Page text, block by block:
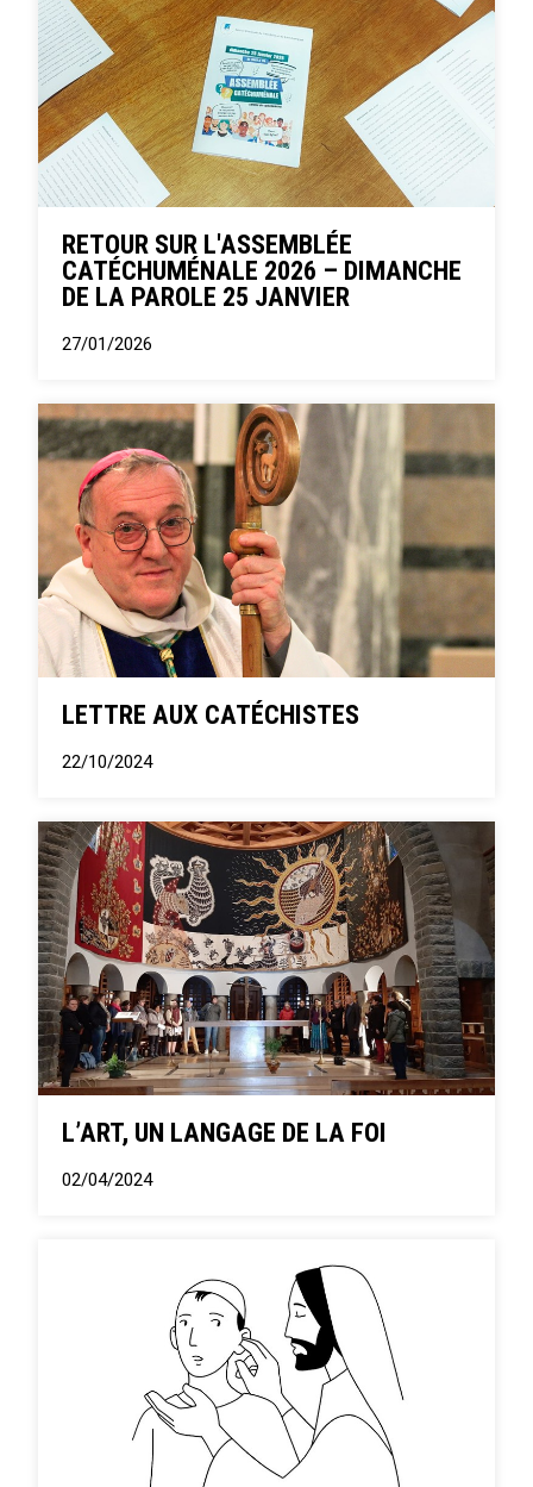
RETOUR SUR L'ASSEMBLÉE
CATÉCHUMÉNALE 2026 – DIMANCHE
DE LA PAROLE 25 JANVIER
27/01/2026
LETTRE AUX CATÉCHISTES
22/10/2024
L’ART, UN LANGAGE DE LA FOI
02/04/2024